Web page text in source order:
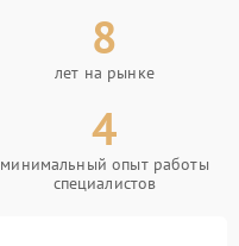
8
лет на рынке
4
минимальный опыт работы
специалистов